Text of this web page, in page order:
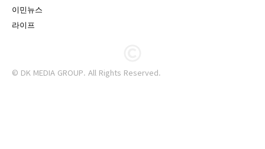
이민뉴스
라이프
© DK MEDIA GROUP. All Rights Reserved.